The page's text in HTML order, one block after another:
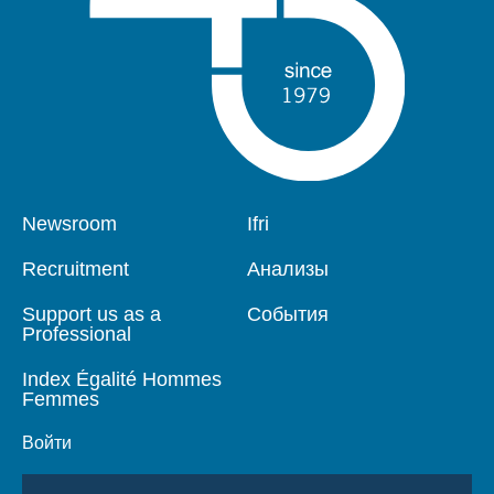
Поддержать Ифри
Pied
Newsroom
Recruitment
Support us as a
Professional
Index Égalité Hommes
Femmes
Войти
Navigation
Ifri
Анализы
События